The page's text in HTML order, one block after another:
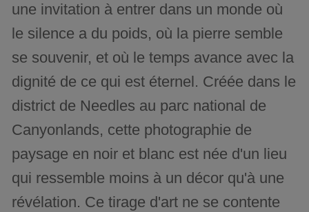
une invitation à entrer dans un monde où
le silence a du poids, où la pierre semble
se souvenir, et où le temps avance avec la
dignité de ce qui est éternel. Créée dans le
district de Needles au parc national de
Canyonlands, cette photographie de
paysage en noir et blanc est née d'un lieu
qui ressemble moins à un décor qu'à une
révélation. Ce tirage d'art ne se contente